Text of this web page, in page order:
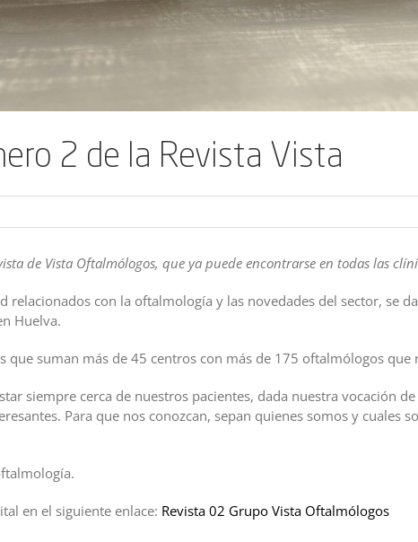
2 de la Revista Vista
de Vista Oftalmólogos, que ya puede encontrarse en todas las
relacionados con la oftalmología y las novedades del sector, se
Huelva.
que suman más de 45 centros con más de 175 oftalmólogos
siempre cerca de nuestros pacientes, dada nuestra vocación
Para que nos conozcan, sepan quienes somos y cuales
en el siguiente enlace: Revista 02 Grupo Vista Oftalmólogos